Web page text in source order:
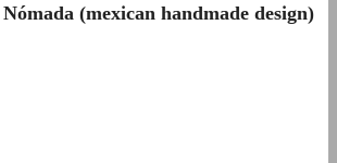
(mexican handmade design)